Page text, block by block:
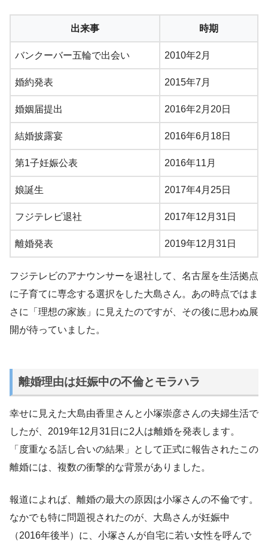
出来事 時期
バンクーバー五輪で出会い 2010年2月
婚約発表 2015年7月
婚姻届提出 2016年2月20日
結婚披露宴 2016年6月18日
第1子妊娠公表 2016年11月
娘誕生 2017年4月25日
フジテレビ退社 2017年12月31日
離婚発表 2019年12月31日
フジテレビのアナウンサーを退社して、名古屋を生活拠点
に子育てに専念する選択をした大島さん。あの時点ではま
さに「理想の家族」に見えたのですが、その後に思わぬ展
開が待っていました。
離婚理由は妊娠中の不倫とモラハラ
幸せに見えた大島由香里さんと小塚崇彦さんの夫婦生活で
したが、2019年12月31日に2人は離婚を発表します。
「度重なる話し合いの結果」として正式に報告されたこの
離婚には、複数の衝撃的な背景がありました。
報道によれば、離婚の最大の原因は小塚さんの不倫です。
なかでも特に問題視されたのが、大島さんが妊娠中
（2016年後半）に、小塚さんが自宅に若い女性を呼んで